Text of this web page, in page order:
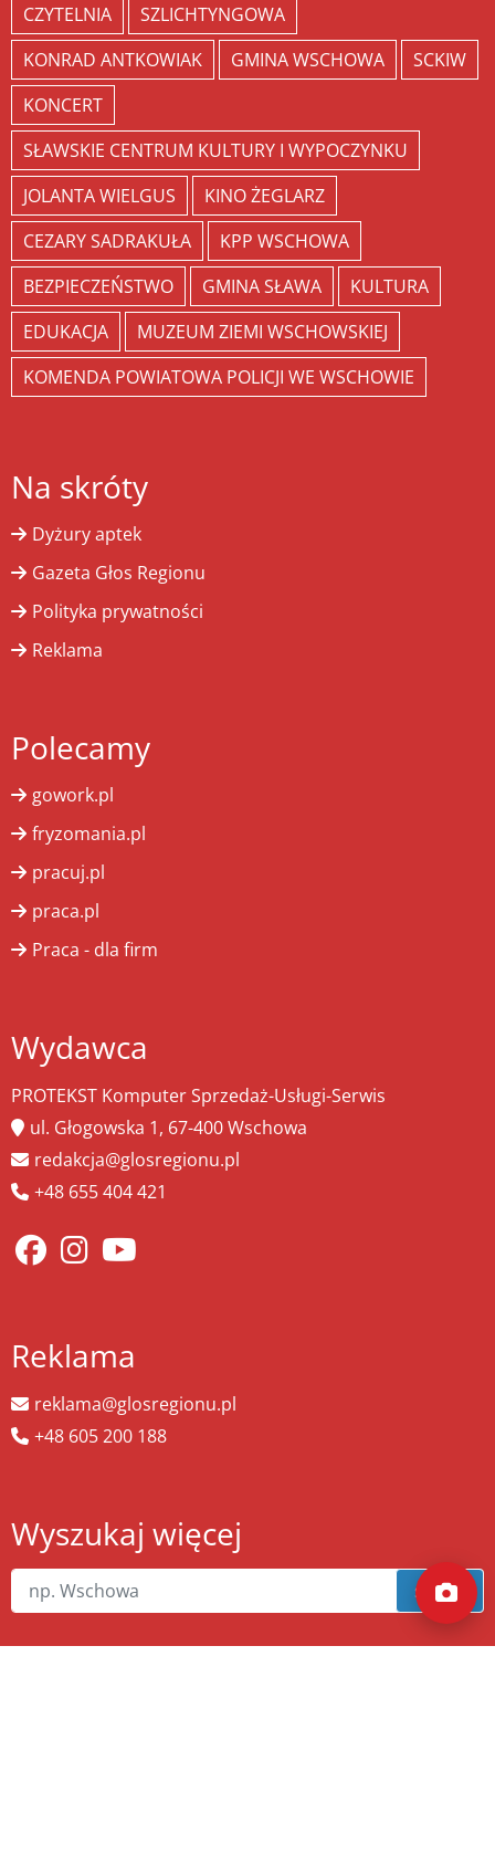
CZYTELNIA
SZLICHTYNGOWA
KONRAD ANTKOWIAK
GMINA WSCHOWA
SCKIW
KONCERT
SŁAWSKIE CENTRUM KULTURY I WYPOCZYNKU
JOLANTA WIELGUS
KINO ŻEGLARZ
CEZARY SADRAKUŁA
KPP WSCHOWA
BEZPIECZEŃSTWO
GMINA SŁAWA
KULTURA
EDUKACJA
MUZEUM ZIEMI WSCHOWSKIEJ
KOMENDA POWIATOWA POLICJI WE WSCHOWIE
Na skróty
Dyżury aptek
Gazeta Głos Regionu
Polityka prywatności
Reklama
Polecamy
gowork.pl
fryzomania.pl
pracuj.pl
praca.pl
Praca - dla firm
Wydawca
PROTEKST Komputer Sprzedaż-Usługi-Serwis
ul. Głogowska 1, 67-400 Wschowa
redakcja@glosregionu.pl
+48 655 404 421
Reklama
reklama@glosregionu.pl
+48 605 200 188
Wyszukaj więcej
szukaj